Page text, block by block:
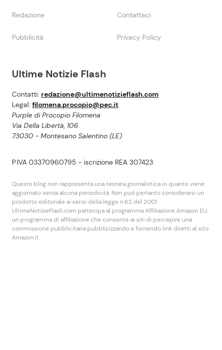
Ultime Notizie Flash
Contatti: redazione@ultimenotizieflash.com
Legal: filomena.procopio@pec.it
Purple di Procopio Filomena
Via Della Libertà, 106
73030 - Montesano Salentino (LE)
P.IVA 03370960795 - iscrizione REA 307423
Questo blog non rappresenta una testata giornalistica in quanto viene
aggiornato senza alcuna periodicità. Non puó pertanto considerarsi un
prodotto editoriale ai sensi della legge n.62 del 2001.
UltimeNotizieFlash.com partecipa al programma Affiliazione Amazon EU,
un programma di affiliazione che consente ai siti di percepire una
commissione pubblicitaria pubblicizzando e fornendo link diretti al sito
Amazon.it.
Redazione Contattaci
Pubblicità Privacy Policy